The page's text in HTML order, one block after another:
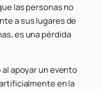
las personas no
a sus lugares de
es una pérdida
apoyar un evento
en la